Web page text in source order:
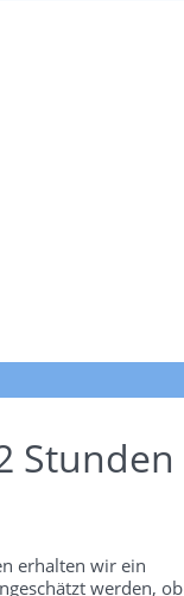
Stunden
erhalten wir ein
werden, ob